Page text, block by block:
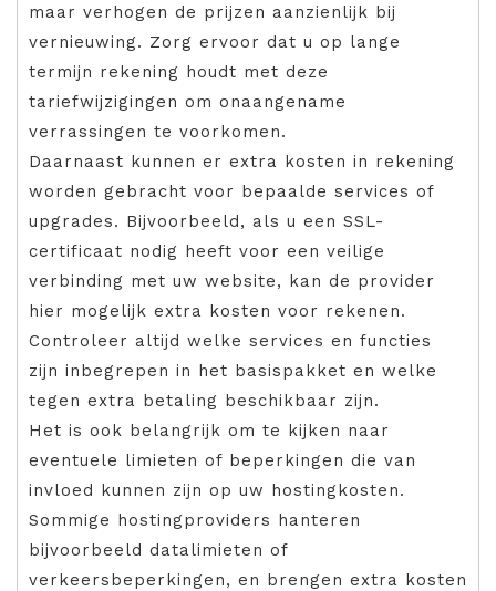
maar verhogen de prijzen aanzienlijk bij
vernieuwing. Zorg ervoor dat u op lange
termijn rekening houdt met deze
tariefwijzigingen om onaangename
verrassingen te voorkomen.
Daarnaast kunnen er extra kosten in rekening
worden gebracht voor bepaalde services of
upgrades. Bijvoorbeeld, als u een SSL-
certificaat nodig heeft voor een veilige
verbinding met uw website, kan de provider
hier mogelijk extra kosten voor rekenen.
Controleer altijd welke services en functies
zijn inbegrepen in het basispakket en welke
tegen extra betaling beschikbaar zijn.
Het is ook belangrijk om te kijken naar
eventuele limieten of beperkingen die van
invloed kunnen zijn op uw hostingkosten.
Sommige hostingproviders hanteren
bijvoorbeeld datalimieten of
verkeersbeperkingen, en brengen extra kosten